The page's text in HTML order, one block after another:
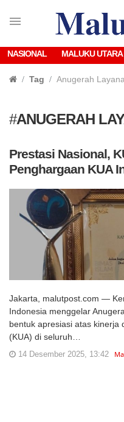
NASIONAL MALUKU UTARA
Tag Anugerah
#ANUGERAH
Prestasi Nasional,
Penghargaan KUA
Jakarta, malutpost.com —
Indonesia menggelar
bentuk apresiasi atas kinerja
(KUA) di seluruh…
14 Desember 2025, 13:42